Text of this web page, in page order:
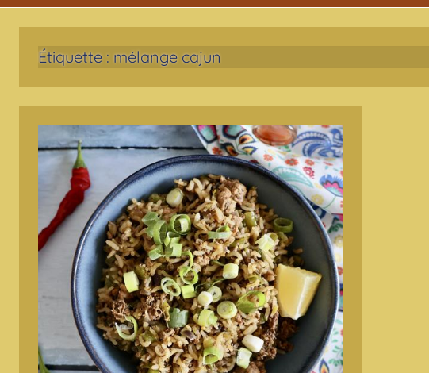
Étiquette : mélange cajun